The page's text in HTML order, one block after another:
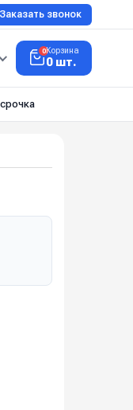
Заказать звонок
0Корзина
0 шт.